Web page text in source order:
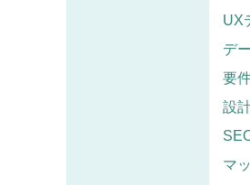
UX
デ
要
設
マ